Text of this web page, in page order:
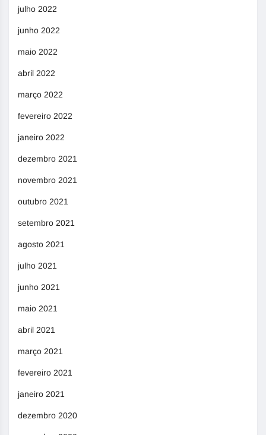
julho 2022
junho 2022
maio 2022
abril 2022
março 2022
fevereiro 2022
janeiro 2022
dezembro 2021
novembro 2021
outubro 2021
setembro 2021
agosto 2021
julho 2021
junho 2021
maio 2021
abril 2021
março 2021
fevereiro 2021
janeiro 2021
dezembro 2020